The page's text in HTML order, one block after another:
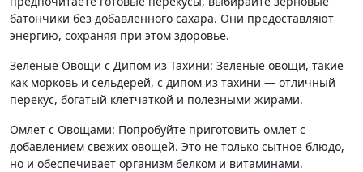
батончики без добавленного сахара. Они предоставляют
энергию, сохраняя при этом здоровье.
Зеленые Овощи с Дипом из Тахини: Зеленые овощи, такие
как морковь и сельдерей, с дипом из тахини — отличный
перекус, богатый клетчаткой и полезными жирами.
Омлет с Овощами: Попробуйте приготовить омлет с
добавлением свежих овощей. Это не только сытное блюдо,
но и обеспечивает организм белком и витаминами.